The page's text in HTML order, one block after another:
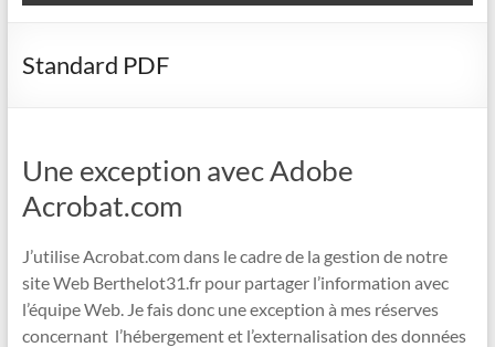
Standard PDF
Une exception avec Adobe
Acrobat.com
J’utilise Acrobat.com dans le cadre de la gestion de notre
site Web Berthelot31.fr pour partager l’information avec
l’équipe Web. Je fais donc une exception à mes réserves
concernant l’hébergement et l’externalisation des données